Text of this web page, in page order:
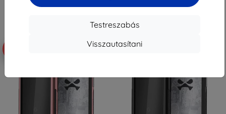
Testreszabás
Visszautasítani
-10%